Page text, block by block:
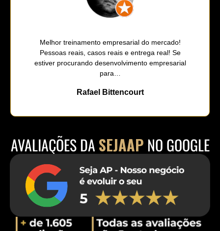
Melhor treinamento empresarial do mercado!
Pessoas reais, casos reais e entrega real! Se
estiver procurando desenvolvimento empresarial
para…
Rafael Bittencourt
AVALIAÇÕES DA SEJAAP NO GOOGLE